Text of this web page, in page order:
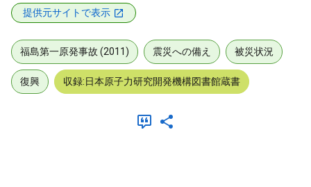
提供元サイトで表示
福島第一原発事故 (2011) 震災への備え 被災状況
復興 収録:日本原子力研究開発機構図書館蔵書